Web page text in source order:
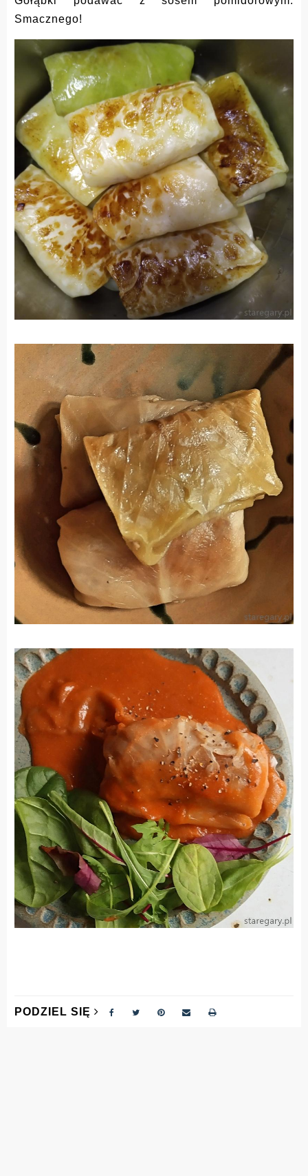
Smacznego!
PODZIEL SIĘ